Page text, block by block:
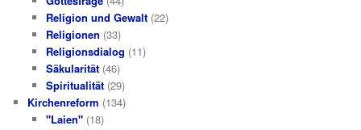
Religion und Gewalt(22)
Religionen (33)
Religionsdialog (11)
Säkularität(46)
Spiritualität(29)
Kirchenreform (134)
"Laien"(18)